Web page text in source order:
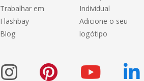
Trabalhar em
Flashbay
Blog
Individual
Adicione o seu
logótipo